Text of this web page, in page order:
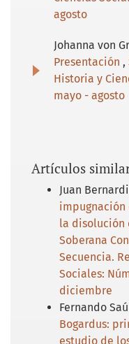
agosto
Johanna von
Presentación ,
Historia y
mayo - agosto
Artículos
Juan
impugnación
la disolución
Soberana
Secuencia.
Sociales:
diciembre
Fernando
Bogardus:
estudio de